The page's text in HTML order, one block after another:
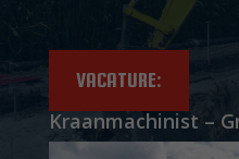
VACATURE:
Kraanmachinist –